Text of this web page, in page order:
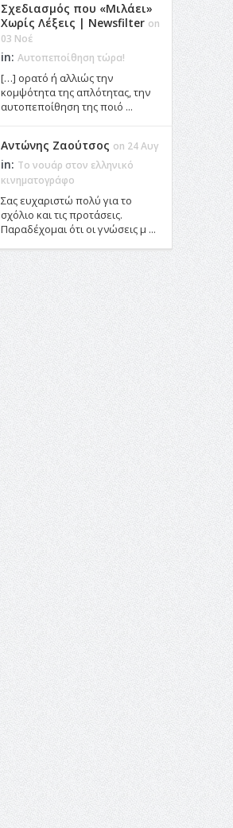
Σχεδιασμός που «Μιλάει»
Χωρίς Λέξεις | Newsfilter on
03 Νοέ
in: Αυτοπεποίθηση τώρα!
[…] ορατό ή αλλιώς την
κομψότητα της απλότητας, την
αυτοπεποίθηση της ποιό ...
Αντώνης Ζαούτσος on 24 Αυγ
in: Το νουάρ στον ελληνικό
κινηματογράφο
Σας ευχαριστώ πολύ για το
σχόλιο και τις προτάσεις.
Παραδέχομαι ότι οι γνώσεις μ ...